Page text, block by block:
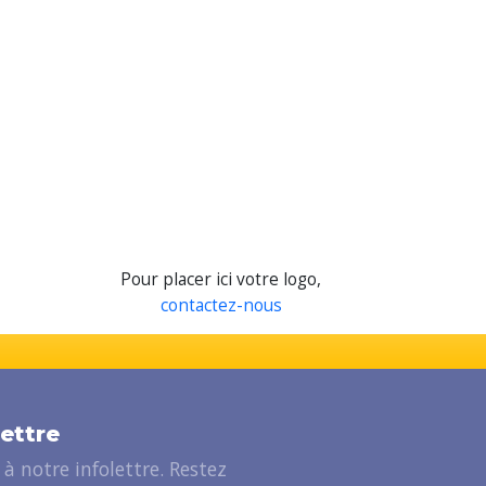
Pour placer ici votre logo,
contactez-nous
notre infolettre. Restez